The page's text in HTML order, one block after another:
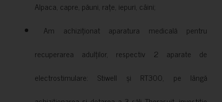
Alpaca, capre, păuni, rațe, iepuri, câini;
Am achiziționat aparatura medicală pentru
recuperarea adulților, respectiv 2 aparate de
electrostimulare: Stiwell și RT300, pe lângă